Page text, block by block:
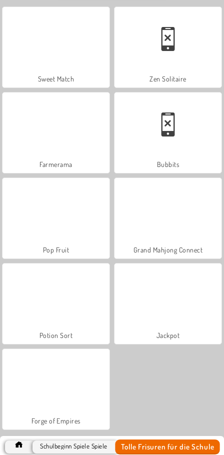
Sweet Match Zen Solitaire
Farmerama Bubbits
Pop Fruit Grand Mahjong Connect
Potion Sort Jackpot
Forge of Empires
Schulbeginn Spiele Spiele Tolle Frisuren für die Schule